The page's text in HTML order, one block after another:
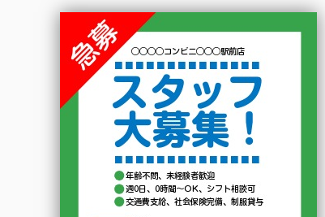
テンプレートを選択する